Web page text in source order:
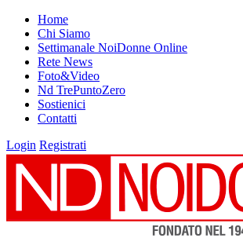
Home
Chi Siamo
Settimanale NoiDonne Online
Rete News
Foto&Video
Nd TrePuntoZero
Sostienici
Contatti
Login Registrati